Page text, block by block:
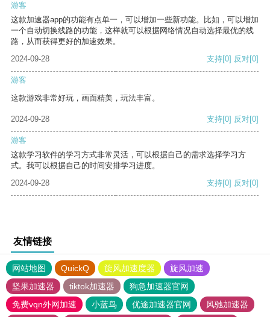
游客
这款加速器app的功能有点单一，可以增加一些新功能。比如，可以增加
一个自动切换线路的功能，这样就可以根据网络情况自动选择最优的线
路，从而获得更好的加速效果。
2024-09-28
支持[0] 反对[0]
游客
这款游戏非常好玩，画面精美，玩法丰富。
2024-09-28 支持[0] 反对[0]
游客
这款学习软件的学习方式非常灵活，可以根据自己的需求选择学习方
式。我可以根据自己的时间安排学习进度。
2024-09-28
支持[0] 反对[0]
友情链接
网站地图 QuickQ 旋风加速度器
旋风加速
坚果加速器
tiktok加速器
狗急加速器官网
免费vqn外网加速
小蓝鸟 优途加速器官网
风驰加速器